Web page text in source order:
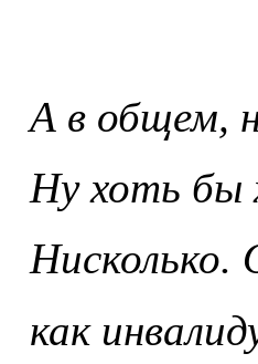
А в общем,
Ну хоть бы
Нисколько.
как